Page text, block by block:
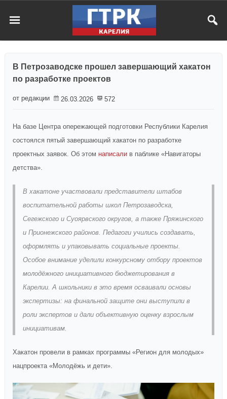
В Петрозаводске прошел завершающий хакатон
по разработке проектов
от редакции 26.03.2026 572
На базе Центра опережающей подготовки Республики Карелия
состоялся пятый завершающий хакатон по разработке
проектных заявок. Об этом написали в паблике «Навигаторы
детства».
В хакатоне участвовали представители штабов
воспитательной работы школ Петрозаводска,
Сегежского и Суоярвского округов, а также Пряжинского
и Прионежского районов. Педагоги учились создавать,
оформлять и упаковывать социальные проекты.
Особое внимание уделили конкурсному отбору проектов
молодёжного инициативного бюджетирования в
Карелии. А школьники в это время осваивали основы
экспертизы: на финальной защите они выступили в
роли экспертов и дали объективную оценку взрослым
инициативам.
Хакатон провели в рамках программы «Регион для молодых»
нацпроекта «Молодёжь и дети».